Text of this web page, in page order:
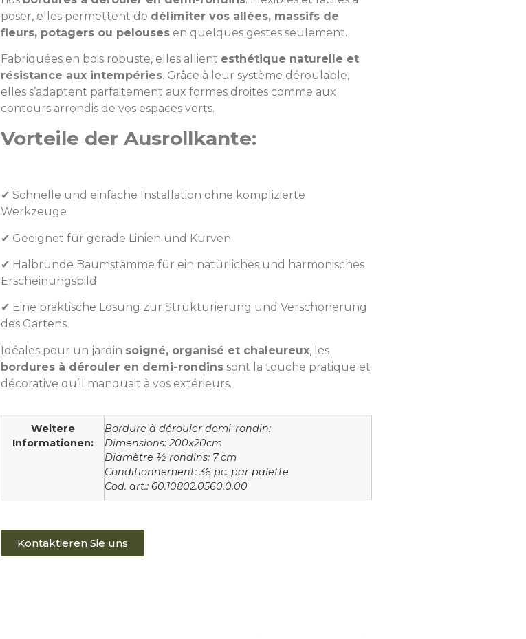
poser, elles permettent de délimiter vos allées, massifs de
fleurs, potagers ou pelouses en quelques gestes seulement.
Fabriquées en bois robuste, elles allient esthétique naturelle et
résistance aux intempéries. Grâce à leur système déroulable,
elles s’adaptent parfaitement aux formes droites comme aux
contours arrondis de vos espaces verts.
Vorteile der Ausrollkante:
✔ Schnelle und einfache Installation ohne komplizierte
Werkzeuge
✔ Geeignet für gerade Linien und Kurven
✔ Halbrunde Baumstämme für ein natürliches und harmonisches
Erscheinungsbild
✔ Eine praktische Lösung zur Strukturierung und Verschönerung
des Gartens
Idéales pour un jardin soigné, organisé et chaleureux, les
bordures à dérouler en demi-rondins sont la touche pratique et
décorative qu’il manquait à vos extérieurs.
Weitere
Informationen:
Bordure à dérouler demi-rondin:
Dimensions: 200x20cm
Diamètre ½ rondins: 7 cm
Conditionnement: 36 pc. par palette
Cod. art.: 60.10802.0560.0.00
Kontaktieren Sie uns